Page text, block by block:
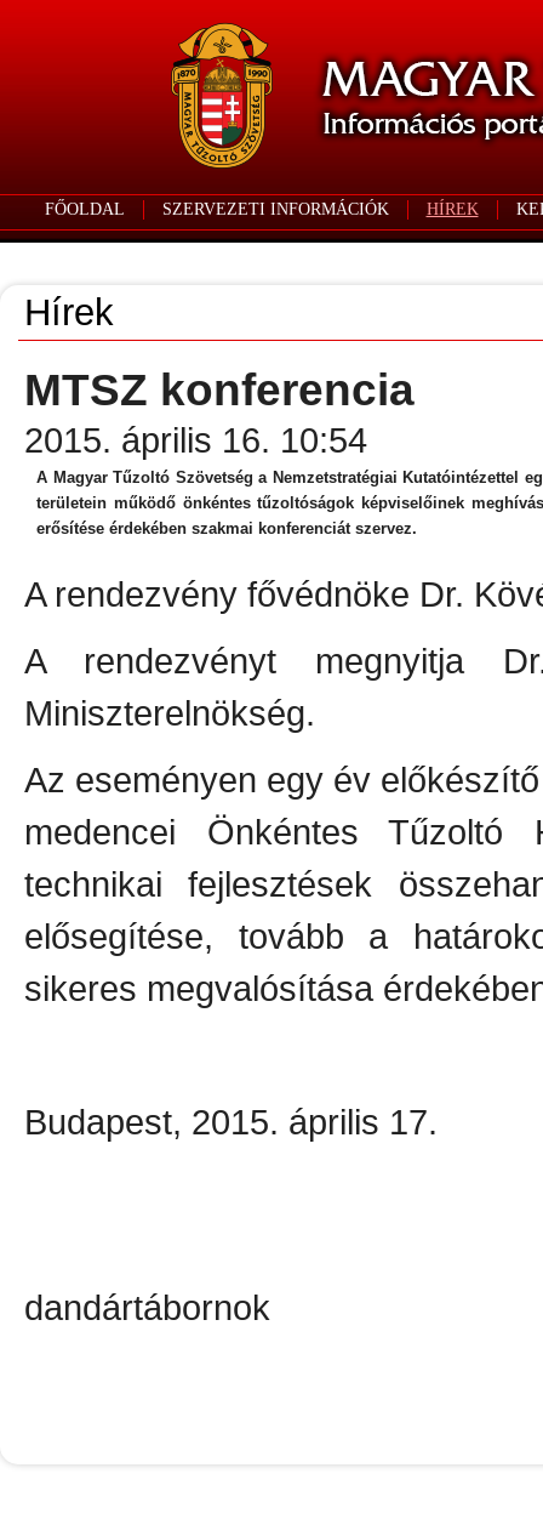
FŐOLDAL SZERVEZETI INFORMÁCIÓK HÍREK
Hírek
MTSZ konferencia
2015. április 16. 10:54
A Magyar Tűzoltó Szövetség a Nemzetstratégiai Kutatóintézettel
területein működő önkéntes tűzoltóságok képviselőinek
erősítése érdekében szakmai konferenciát szervez.
A rendezvény fővédnöke Dr.
A rendezvényt megnyitja
Miniszterelnökség.
Az eseményen egy év
medencei Önkéntes Tűzoltó
technikai fejlesztések
elősegítése, tovább a
sikeres megvalósítása
Budapest, 2015. április 17.
dandártábornok